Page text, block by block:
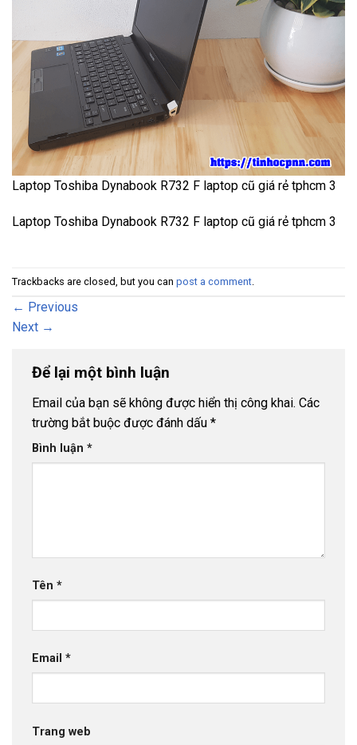
Laptop Toshiba Dynabook R732 F laptop cũ giá rẻ tphcm 3
Laptop Toshiba Dynabook R732 F laptop cũ giá rẻ tphcm 3
Trackbacks are closed, but you can post a comment
← Previous
Next →
Để lại một bình luận
Email của bạn sẽ không được hiển thị công khai. Các
trường bắt buộc được đánh dấu *
Bình luận *
Tên *
Email *
Trang web